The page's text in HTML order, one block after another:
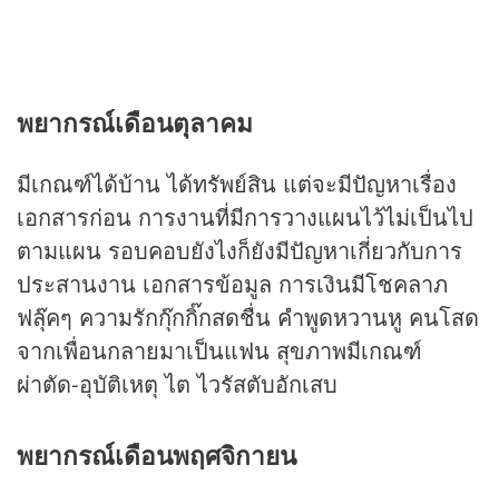
พยากรณ์เดือนตุลาคม
มีเกณฑ์ได้บ้าน ได้ทรัพย์สิน แต่จะมีปัญหาเรื่อง
เอกสารก่อน การงานที่มีการวางแผนไว้ไม่เป็นไป
ตามแผน รอบคอบยังไงก็ยังมีปัญหาเกี่ยวกับการ
ประสานงาน เอกสารข้อมูล การเงินมีโชคลาภ
ฟลุ๊คๆ ความรักกุ๊กกิ๊กสดชื่น คำพูดหวานหู คนโสด
จากเพื่อนกลายมาเป็นแฟน สุขภาพมีเกณฑ์
ผ่าตัด-อุบัติเหตุ ไต ไวรัสตับอักเสบ
พยากรณ์เดือนพฤศจิกายน